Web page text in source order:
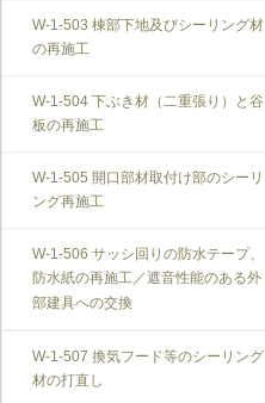
T-1-007 敷居のレベル調整
T-1-008 建具上桟削り調整
W-1-503 棟部下地及びシーリング材
の再施工
W-1-504 下ぶき材（二重張り）と谷
板の再施工
W-1-505 開口部材取付け部のシーリ
ング再施工
W-1-506 サッシ回りの防水テープ、
防水紙の再施工／遮音性能のある外
部建具への交換
W-1-507 換気フード等のシーリング
材の打直し